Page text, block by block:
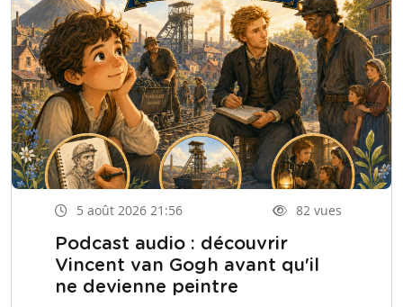
5 août 2026 21:56 82 vues
Podcast audio : découvrir
Vincent van Gogh avant qu'il
ne devienne peintre